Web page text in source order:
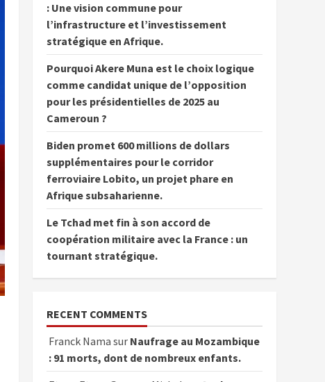
: Une vision commune pour
l’infrastructure et l’investissement
stratégique en Afrique.
Pourquoi Akere Muna est le choix logique
comme candidat unique de l’opposition
pour les présidentielles de 2025 au
Cameroun ?
Biden promet 600 millions de dollars
supplémentaires pour le corridor
ferroviaire Lobito, un projet phare en
Afrique subsaharienne.
Le Tchad met fin à son accord de
coopération militaire avec la France : un
tournant stratégique.
RECENT COMMENTS
Franck Nama sur Naufrage au Mozambique
: 91 morts, dont de nombreux enfants.